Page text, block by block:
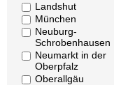
Landshut
München
Neuburg-
Schrobenhausen
Neumarkt in der
Oberpfalz
Oberallgäu